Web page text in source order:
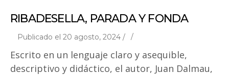
RIBADESELLA, PARADA Y FONDA
Publicado el 20 agosto, 2024 /
Escrito en un lenguaje claro y asequible,
descriptivo y didáctico, el autor, Juan Dalmau,